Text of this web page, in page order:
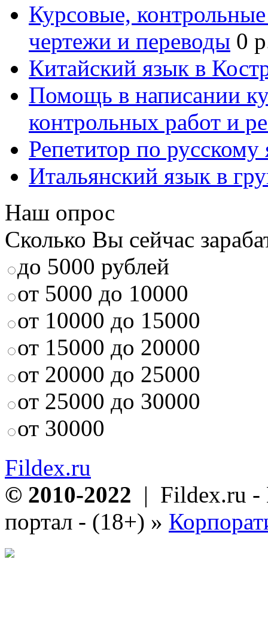
Курсовые,
чертежи и переводы 0
Китайский язык в
Помощь в написании
контрольных работ и
Репетитор по русскому
Итальянский язык в
Наш опрос
Сколько Вы сейчас
до 5000 рублей
от 5000 до 10000
от 10000 до 15000
от 15000 до 20000
от 20000 до 25000
от 25000 до 30000
от 30000
Fildex.ru
© 2010-2022 | Fildex.ru -
портал - (18+) »